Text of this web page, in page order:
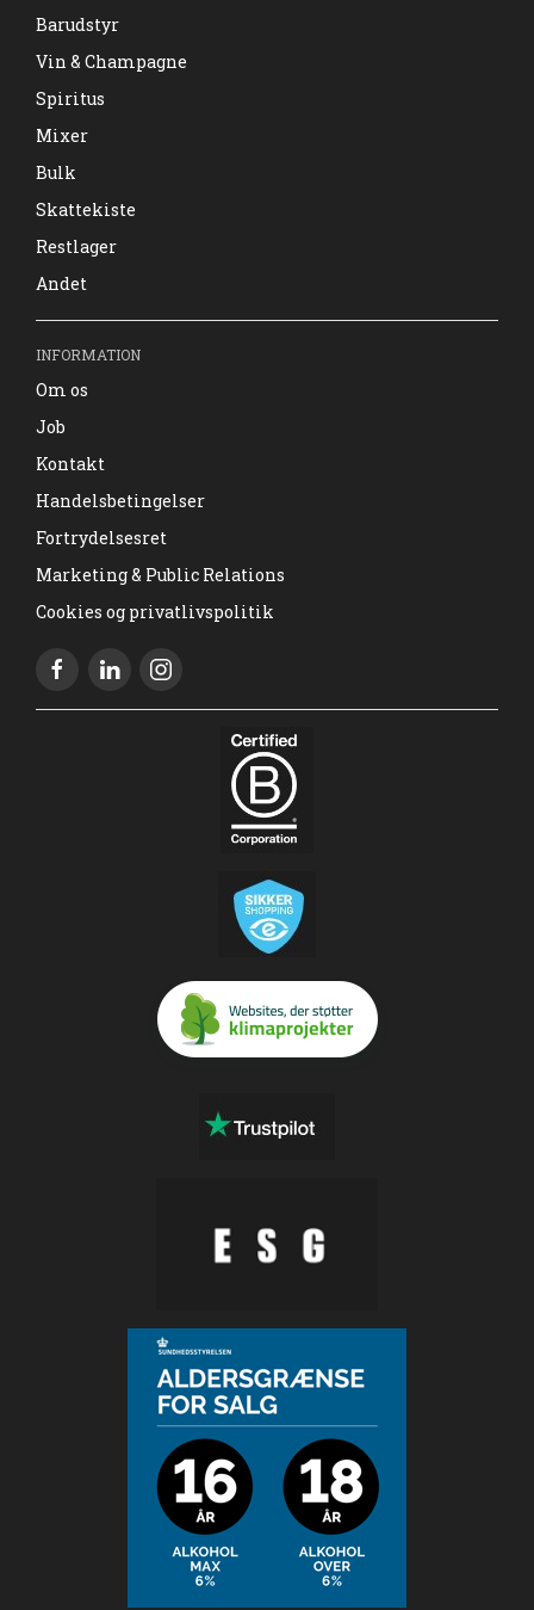
Barudstyr
Vin & Champagne
Spiritus
Mixer
Bulk
Skattekiste
Restlager
Andet
INFORMATION
Om os
Job
Kontakt
Handelsbetingelser
Fortrydelsesret
Marketing & Public Relations
Cookies og privatlivspolitik